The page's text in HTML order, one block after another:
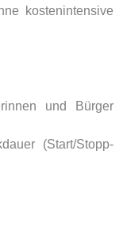
kostenintensive
und Bürger
(Start/Stopp-